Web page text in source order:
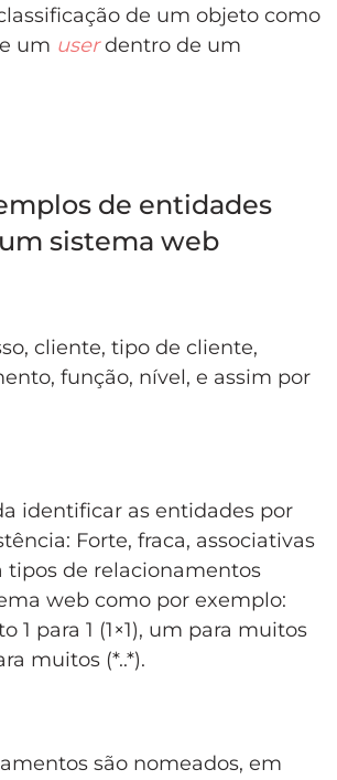
de um objeto como
um userdentro de um
de entidades
sistema web
cliente, tipo de cliente,
função, nível, e assim por
identificar as entidades por
Forte, fraca, associativas
tipos de relacionamentos
web como por exemplo:
1 para 1 (1×1), um para muitos
muitos (*..*).
são nomeados, em